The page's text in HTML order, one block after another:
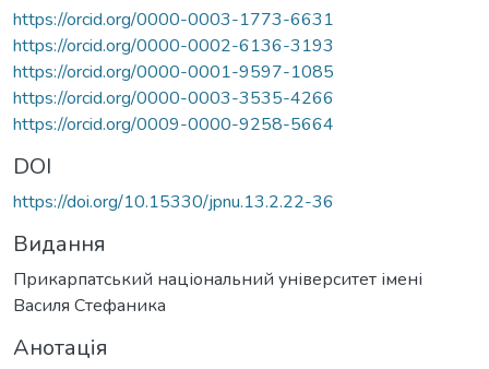
https://orcid.org/0000-0003-1773-6631
https://orcid.org/0000-0002-6136-3193
https://orcid.org/0000-0001-9597-1085
https://orcid.org/0000-0003-3535-4266
https://orcid.org/0009-0000-9258-5664
DOI
https://doi.org/10.15330/jpnu.13.2.22-36
Видання
Прикарпатський національний університет імені
Василя Стефаника
Анотація